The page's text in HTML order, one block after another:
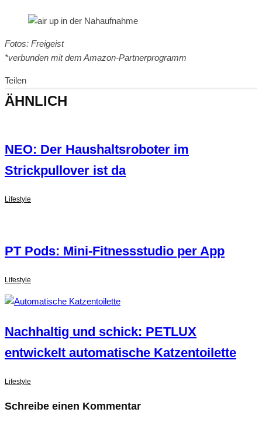
Fotos: Freigeist
*verbunden mit dem Amazon-Partnerprogramm
Teilen
ÄHNLICH
NEO: Der Haushaltsroboter im
Strickpullover ist da
Lifestyle
PT Pods: Mini-Fitnessstudio per App
Lifestyle
Nachhaltig und schick: PETLUX
entwickelt automatische Katzentoilette
Lifestyle
Schreibe einen Kommentar